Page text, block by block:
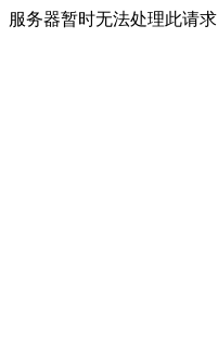
服务器暂时无法处理此请求